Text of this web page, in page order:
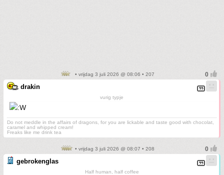
• vrijdag 3 juli 2026 @ 08:06 • 207
drakin
vurig typje
Do not meddle in the affairs of dragons, for you are lickable and taste good with chocolat,
caramel and whipped cream!
Freaks like me drink tea
• vrijdag 3 juli 2026 @ 08:07 • 208
gebrokenglas
Half human, half coffee